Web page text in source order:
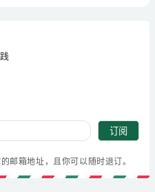
订阅
邮箱地址，且你可以随时退订。